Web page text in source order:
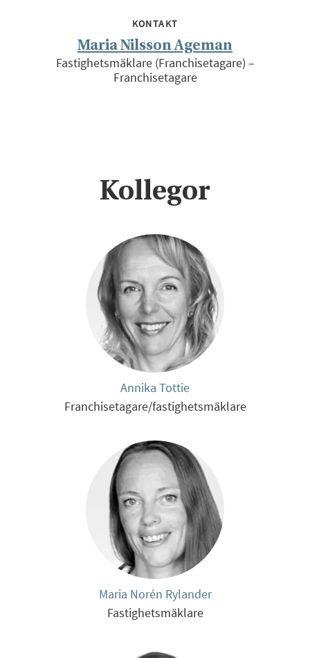
KONTAKT
Maria Nilsson Ageman
Fastighetsmäklare (Franchisetagare) –
Franchisetagare
Kollegor
Annika Tottie
Franchisetagare/fastighetsmäklare
Maria Norén Rylander
Fastighetsmäklare